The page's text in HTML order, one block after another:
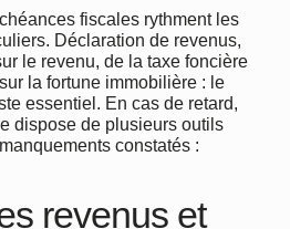
fiscales rythment les
Déclaration de revenus,
le revenu, de la taxe foncière
la fortune immobilière : le
essentiel. En cas de retard,
dispose de plusieurs outils
constatés :
revenus et